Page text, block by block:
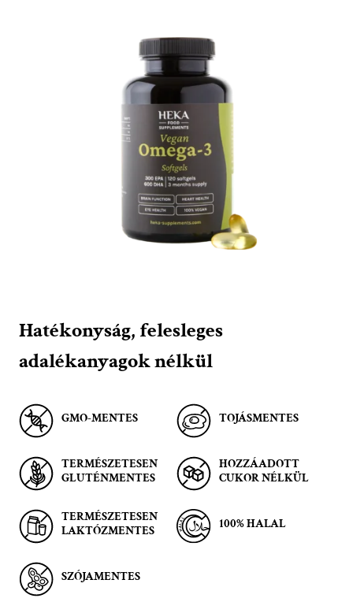
Hatékonyság, felesleges
adalékanyagok nélkül
GMO-MENTES
TERMÉSZETESEN
GLUTÉNMENTES
TERMÉSZETESEN
LAKTÓZMENTES
SZÓJAMENTES
TOJÁSMENTES
HOZZÁADOTT
CUKOR NÉLKÜL
100% HALAL